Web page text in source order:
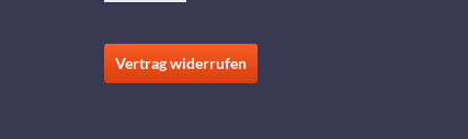
Vertrag widerrufen